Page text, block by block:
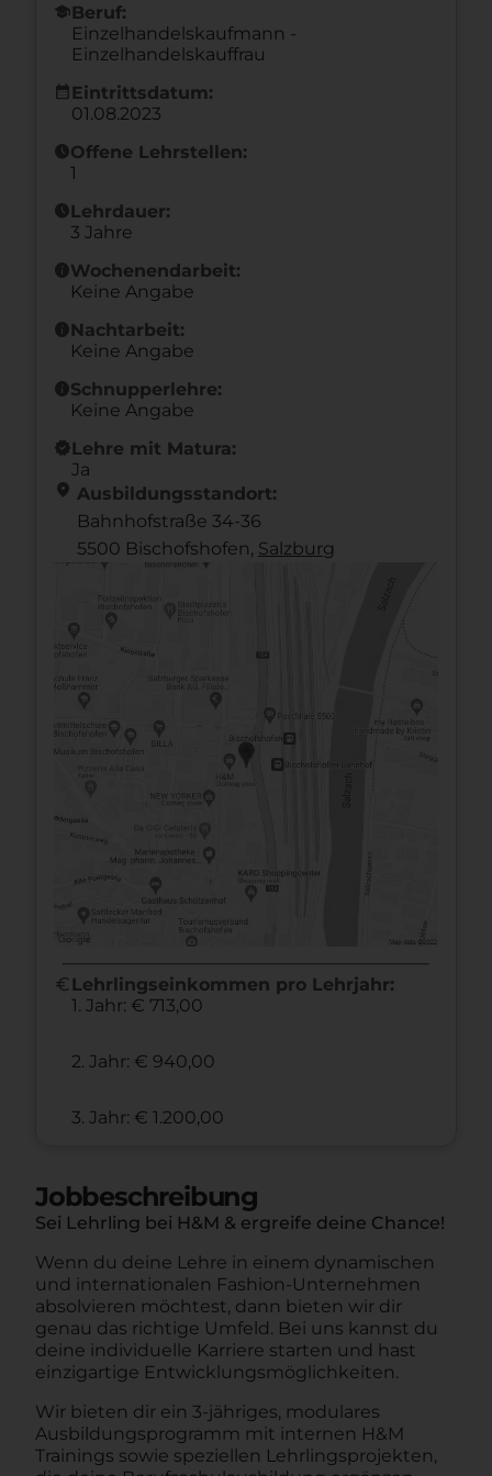
schoolBeruf:
Einzelhandelskaufmann -
Einzelhandelskauffrau
calendar_month Eintrittsdatum:
01.08.2023
scheduleOffene Lehrstellen:
1
scheduleLehrdauer:
3 Jahre
infoWochenendarbeit:
Keine Angabe
infoNachtarbeit:
Keine Angabe
infoSchnupperlehre:
Keine Angabe
new_releasesLehre mit Matura:
Ja
location_on Ausbildungsstandort:
Bahnhofstraße 34-36
5500 Bischofshofen, Salzburg
euro Lehrlingseinkommen pro Lehrjahr:
1. Jahr: € 713,00
2. Jahr: € 940,00
3. Jahr: € 1.200,00
Jobbeschreibung
Sei Lehrling bei H&M & ergreife deine Chance!
Wenn du deine Lehre in einem dynamischen
und internationalen Fashion-Unternehmen
absolvieren möchtest, dann bieten wir dir
genau das richtige Umfeld. Bei uns kannst du
deine individuelle Karriere starten und hast
einzigartige Entwicklungsmöglichkeiten.
Wir bieten dir ein 3-jähriges, modulares
Ausbildungsprogramm mit internen H&M
Trainings sowie speziellen Lehrlingsprojekten,